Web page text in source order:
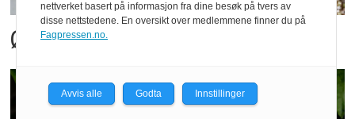
Østers tar av i Meny
nettverket basert på informasjon fra dine besøk på tvers av
disse nettstedene. En oversikt over medlemmene finner du på
Fagpressen.no.
Avvis alle Godta Innstillinger